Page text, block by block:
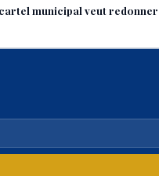
municipal veut